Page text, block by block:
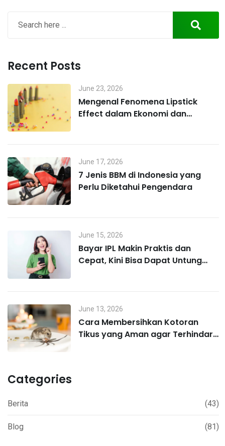
Recent Posts
June 23, 2026
Mengenal Fenomena Lipstick
Effect dalam Ekonomi dan
June 17, 2026
7 Jenis BBM di Indonesia yang
Perlu Diketahui Pengendara
June 15, 2026
Bayar IPL Makin Praktis dan
Cepat, Kini Bisa Dapat Untung
June 13, 2026
Cara Membersihkan Kotoran
Tikus yang Aman agar Terhindar
Categories
Berita (43)
Blog (81)